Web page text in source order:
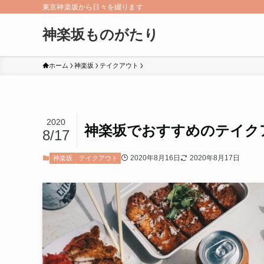
東京神楽坂から日々を綴ります
神楽坂ものがたり
ホーム 神楽坂 テイクアウト
神楽坂でおすすめのテイク
2020
8/17
神楽坂 テイクアウト 2020年8月16日 2020年8月17日